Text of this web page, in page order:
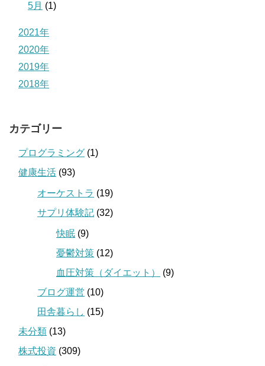
5月 (1)
2021年
2020年
2019年
2018年
カテゴリー
プログラミング (1)
健康生活 (93)
オーケストラ (19)
サプリ体験記 (32)
快眠 (9)
憂鬱対策 (12)
血圧対策（ダイエット）
(9)
ブログ運営 (10)
田舎暮らし (15)
未分類 (13)
株式投資 (309)